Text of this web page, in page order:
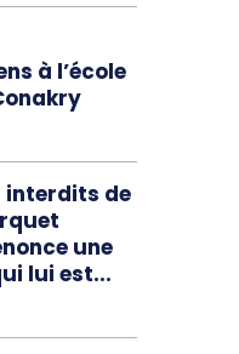
à l’école
interdits de
une
lui est...